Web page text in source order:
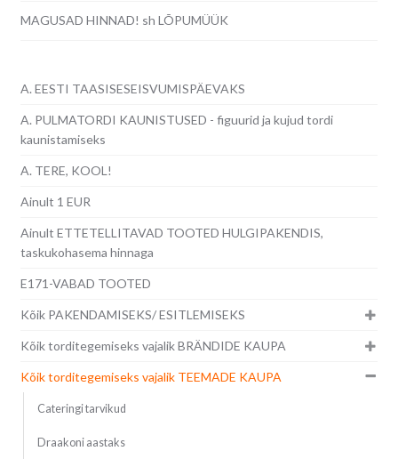
MAGUSAD HINNAD! sh LÕPUMÜÜK
A. EESTI TAASISESEISVUMISPÄEVAKS
A. PULMATORDI KAUNISTUSED - figuurid ja kujud tordi
kaunistamiseks
A. TERE, KOOL!
Ainult 1 EUR
Ainult ETTETELLITAVAD TOOTED HULGIPAKENDIS,
taskukohasema hinnaga
E171-VABAD TOOTED
Kõik PAKENDAMISEKS/ ESITLEMISEKS
Kõik torditegemiseks vajalik BRÄNDIDE KAUPA
Kõik torditegemiseks vajalik TEEMADE KAUPA
Cateringi tarvikud
Draakoni aastaks